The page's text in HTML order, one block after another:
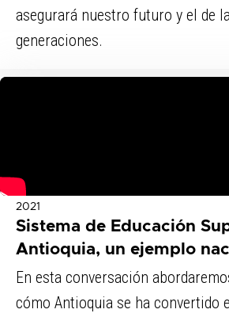
asegurará nuestro futuro y el de
generaciones.
2021
Sistema de Educación
Antioquia, un ejemplo
En esta conversación
cómo Antioquia se ha convertido